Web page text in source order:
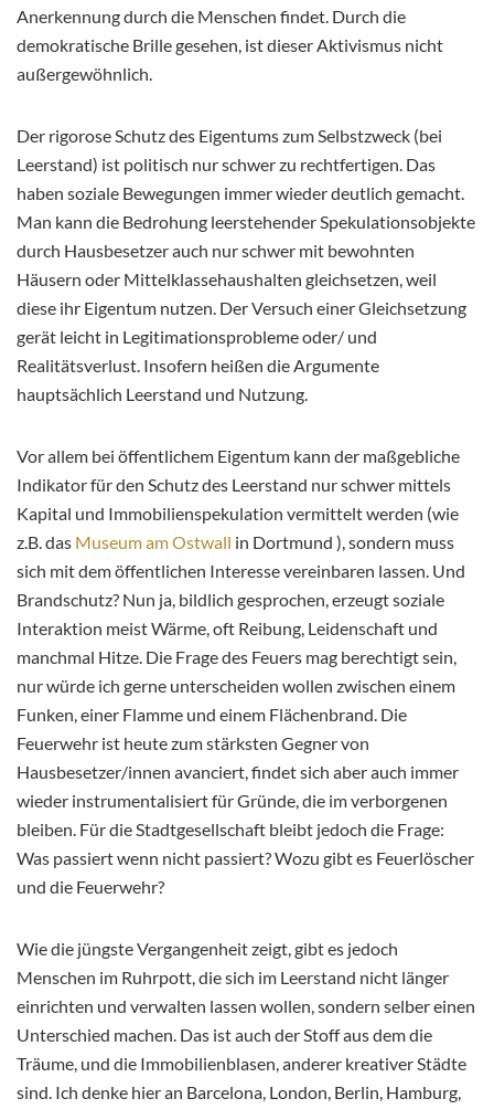
Anerkennung durch die Menschen findet. Durch die
demokratische Brille gesehen, ist dieser Aktivismus nicht
außergewöhnlich.
Der rigorose Schutz des Eigentums zum Selbstzweck (bei
Leerstand) ist politisch nur schwer zu rechtfertigen. Das
haben soziale Bewegungen immer wieder deutlich gemacht.
Man kann die Bedrohung leerstehender Spekulationsobjekte
durch Hausbesetzer auch nur schwer mit bewohnten
Häusern oder Mittelklassehaushalten gleichsetzen, weil
diese ihr Eigentum nutzen. Der Versuch einer Gleichsetzung
gerät leicht in Legitimationsprobleme oder/ und
Realitätsverlust. Insofern heißen die Argumente
hauptsächlich Leerstand und Nutzung.
Vor allem bei öffentlichem Eigentum kann der maßgebliche
Indikator für den Schutz des Leerstand nur schwer mittels
Kapital und Immobilienspekulation vermittelt werden (wie
z.B. das Museum am Ostwall in Dortmund ), sondern muss
sich mit dem öffentlichen Interesse vereinbaren lassen. Und
Brandschutz? Nun ja, bildlich gesprochen, erzeugt soziale
Interaktion meist Wärme, oft Reibung, Leidenschaft und
manchmal Hitze. Die Frage des Feuers mag berechtigt sein,
nur würde ich gerne unterscheiden wollen zwischen einem
Funken, einer Flamme und einem Flächenbrand. Die
Feuerwehr ist heute zum stärksten Gegner von
Hausbesetzer/innen avanciert, findet sich aber auch immer
wieder instrumentalisiert für Gründe, die im verborgenen
bleiben. Für die Stadtgesellschaft bleibt jedoch die Frage:
Was passiert wenn nicht passiert? Wozu gibt es Feuerlöscher
und die Feuerwehr?
Wie die jüngste Vergangenheit zeigt, gibt es jedoch
Menschen im Ruhrpott, die sich im Leerstand nicht länger
einrichten und verwalten lassen wollen, sondern selber einen
Unterschied machen. Das ist auch der Stoff aus dem die
Träume, und die Immobilienblasen, anderer kreativer Städte
sind. Ich denke hier an Barcelona, London, Berlin, Hamburg,